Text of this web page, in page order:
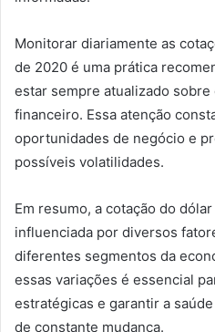
Monitorar diariamente as
de 2020 é uma prática
estar sempre atualizado
financeiro. Essa atenção
oportunidades de negócio e
possíveis volatilidades.
Em resumo, a cotação do
influenciada por diversos
diferentes segmentos da
essas variações é essencial
estratégicas e garantir a
de constante mudança.